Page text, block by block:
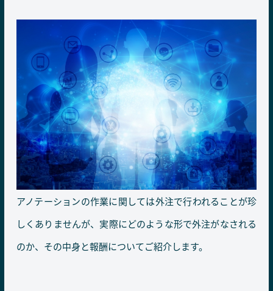
アノテーションの作業に関しては外注で行われることが珍
しくありませんが、実際にどのような形で外注がなされる
のか、その中身と報酬についてご紹介します。